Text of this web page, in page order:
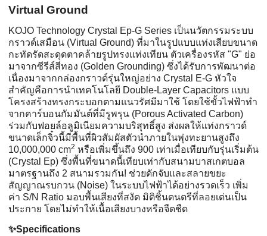
Virtual Ground
KOJO Technology Crystal Ep-G Series เป็นนวัตกรรมระบบ
กราวด์เสมือน (Virtual Ground) ที่มาในรูปแบบแท่งเสียบขนาด
กะทัดรัดสะดุดตาคล้ายรูปทรงแท่งเทียน ตัวเครื่องรหัส "G" ย่อ
มาจากซีรีส์สีทอง (Golden Grounding) ซึ่งได้รับการพัฒนาต่อ
เนื่องมาจากกล่องกราวด์รุ่นใหญ่อย่าง Crystal E-G หัวใจ
สำคัญคือการนำเทคโนโลยี Double-Layer Capacitors แบบ
โครงสร้างทรงกระบอกตามแนวรัศมีมาใช้ โดยใช้ขั้วไฟฟ้าทำ
จากคาร์บอนกัมมันต์ที่มีรูพรุน (Porous Activated Carbon)
ร่วมกับฟอยล์อลูมิเนียมความบริสุทธิ์สูง ส่งผลให้แท่งกราวด์
ขนาดเล็กจิ๋วนี้มีพื้นที่ผิวสัมผัสตัวนำภายในพุ่งทะยานสูงถึง
10,000,000 cm2 หรือเพิ่มขึ้นถึง 900 เท่าเมื่อเทียบกับรุ่นเริ่มต้น
(Crystal Ep) ซึ่งพื้นที่ขนาดนี้เทียบเท่ากับสนามบาสเกตบอล
มาตรฐานถึง 2 สนามรวมกัน! ช่วยดักจับและสลายขยะ
สัญญาณรบกวน (Noise) ในระบบไฟฟ้าได้อย่างรวดเร็ว เพิ่ม
ค่า S/N Ratio มอบพื้นเสียงที่สงัด มิติชิ้นดนตรีที่ลอยเด่นเป็น
ประกาย โดยไม่ทำให้เนื้อเสียงบางหรือจืดชืด
✨️Specifications